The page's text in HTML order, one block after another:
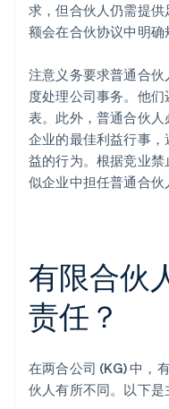
求，但合伙人仍需提
额会在合伙协议中明确
注意义务要求普通合
度处理公司事务。他
表。此外，普通合伙
企业的最佳利益行事
益的行为。根据竞业
似企业中担任普通合伙
有限合伙
责任？
在两合公司 (KG) 中，
伙人有所不同。以下是